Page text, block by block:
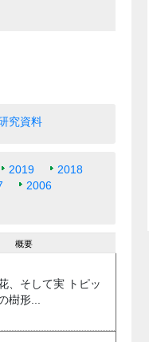
究資料
2019
2018
2006
概要
、そして実 トピッ
樹形...